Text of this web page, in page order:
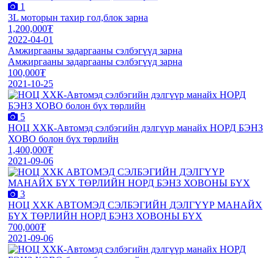
1
3L моторын тахир гол,блок зарна
1,200,000₮
2022-04-01
Амжиргааны задаргааны сэлбэгүүд зарна
Амжиргааны задаргааны сэлбэгүүд зарна
100,000₮
2021-10-25
5
НОЦ ХХК-Автомэд сэлбэгийн дэлгүүр манайх НОРД БЭНЗ
ХОВО болон бүх төрлийн
1,400,000₮
2021-09-06
3
НОЦ ХХК АВТОМЭД СЭЛБЭГИЙН ДЭЛГҮҮР МАНАЙХ
БҮХ ТӨРЛИЙН НОРД БЭНЗ ХОВОНЫ БҮХ
700,000₮
2021-09-06